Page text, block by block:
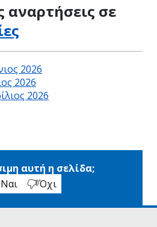
αναρτήσεις σε
2026
2026
2026
αυτή η σελίδα;
Ναι
Όχι